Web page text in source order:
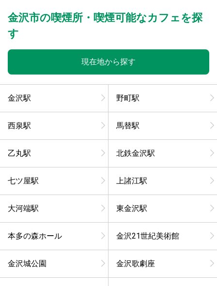
金沢市の喫煙所・喫煙可能なカフェを探
す
現在地から探す
金沢駅 野町駅
西泉駅 馬替駅
乙丸駅 北鉄金沢駅
七ツ屋駅 上諸江駅
大河端駅 東金沢駅
本多の森ホール 金沢21世紀美術館
金沢城公園 金沢歌劇座